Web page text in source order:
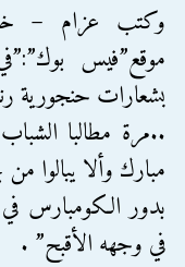
وكتب عزام –
موقع”فيس
بشعارات حنجورية
..مرة مطالبا
مبارك وألا يبالوا
بدور الكومبارس
في وجهه الأقبح” .